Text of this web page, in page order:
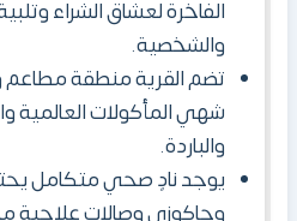
الفاخرة لعشاق الشراء
والشخصية.
تضم القرية منطقة مطاعم
شهي المأكولات العالمية
والباردة.
يوجد نادٍ صحي متكامل
وجاكوزي وصالات علاجية